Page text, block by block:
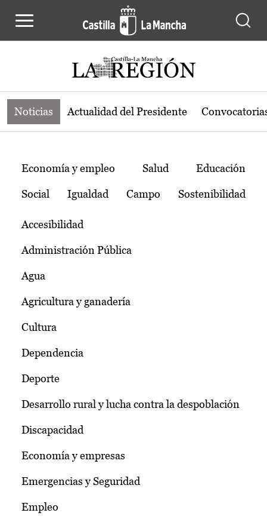
Noticias de la región de Castilla-La
Noticias Actualidad del Presidente
Temas
Economía y empleo Salud Educación
Social Igualdad Campo Sostenibilidad
Accesibilidad
Administración Pública
Agua
Agricultura y ganadería
Cultura
Dependencia
Deporte
Desarrollo rural y lucha contra la despoblación
Discapacidad
Economía y empresas
Emergencias y Seguridad
Empleo